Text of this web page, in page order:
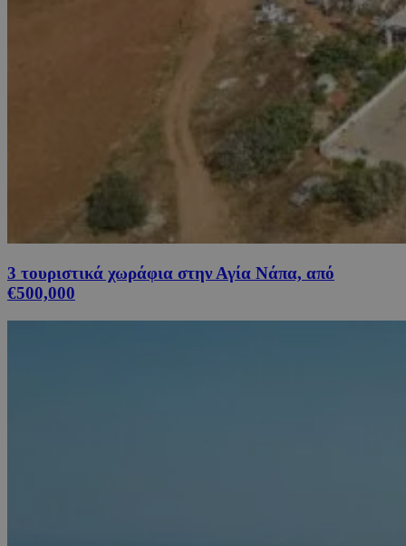
3 τουριστικά χωράφια στην Αγία Νάπα, από
€500,000